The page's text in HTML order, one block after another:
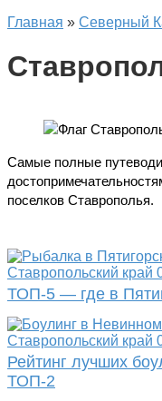
Главная » Северный
Самые полные
поселков Ставрополья.
Ставропольский край
ТОП-5 — где в
Ставропольский край
Рейтинг лучших
ТОП-2